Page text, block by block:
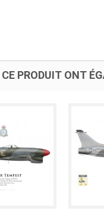
PRODUIT ONT